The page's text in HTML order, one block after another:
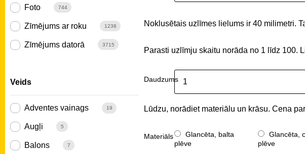
Foto 744
Zīmējums ar roku 1238
Zīmējums datorā 3715
Veids
Adventes vainags 19
Augļi 5
Balons 7
Noklusētais uzlīmes lielums ir 40 milimetri.
Parasti uzlīmju skaitu norāda no 1 līdz 100.
Daudzums
Lūdzu, norādiet materiālu un krāsu. Cena
Materiāls
Glancēta, balta
plēve
Glancēta,
plēve